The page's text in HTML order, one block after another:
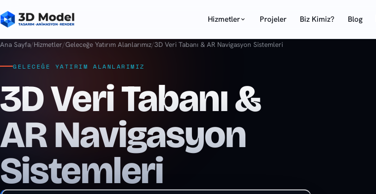
Hizmetler Projeler Biz Kimiz? Blog
Ana Sayfa/Hizmetler/Geleceğe Yatırım Alanlarımız/3D Veri Tabanı & AR Navigasyon Sistemleri
GELECEĞE YATIRIM ALANLARIMIZ
3D Veri Tabanı &
AR Navigasyon
Sistemleri